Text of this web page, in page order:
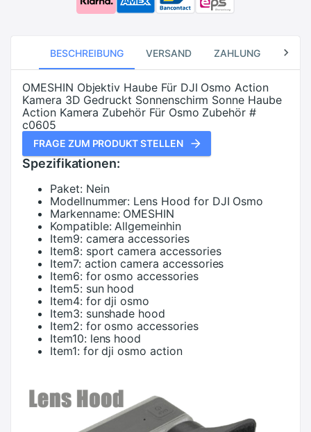
BESCHREIBUNG VERSAND ZAHLUNG
OMESHIN Objektiv Haube Für DJI Osmo Action
Kamera 3D Gedruckt Sonnenschirm Sonne Haube
Action Kamera Zubehör Für Osmo Zubehör #
c0605
FRAGE ZUM PRODUKT STELLEN
Spezifikationen:
Paket: Nein
Modellnummer: Lens Hood for DJI Osmo
Markenname: OMESHIN
Kompatible: Allgemeinhin
Item9: camera accessories
Item8: sport camera accessories
Item7: action camera accessories
Item6: for osmo accessories
Item5: sun hood
Item4: for dji osmo
Item3: sunshade hood
Item2: for osmo accessories
Item10: lens hood
Item1: for dji osmo action